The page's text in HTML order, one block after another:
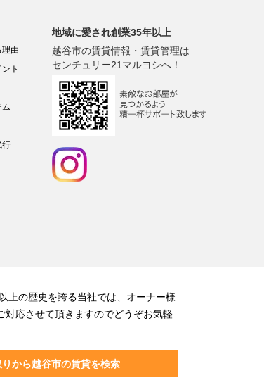
理由
ト
ム
行
地域に愛され創業35年以上
越谷市の賃貸情報・賃貸管理は
センチュリー21マルヨシへ！
上の歴史を誇る当社では、オーナー様
応させて頂きますのでどうぞお気軽
りから越谷市の賃貸を検索